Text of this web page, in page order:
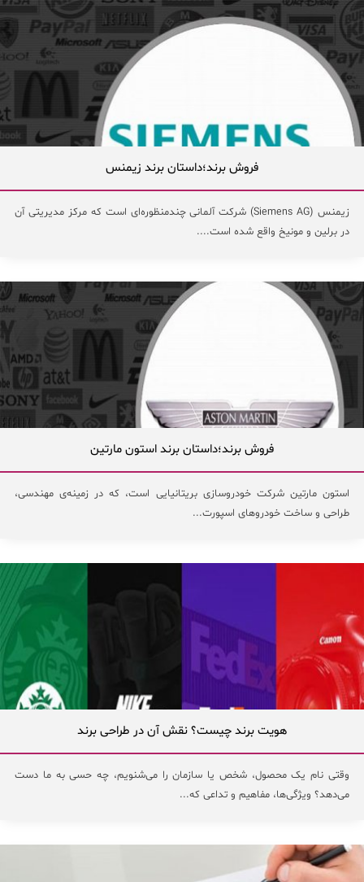
فروش برند؛داستان برند زیمنس
زیمنس (Siemens AG) شرکت آلمانی چندمنظوره‌‌ای است که مرکز مدیریتی آن
در برلین و مونیخ واقع شده است....
فروش برند؛داستان برند استون مارتین
استون مارتین شرکت خودروسازی بریتانیایی است، که در زمینه‌ی مهندسی،
طراحی و ساخت خودروهای اسپورت...
هویت برند چیست؟ نقش آن در طراحی برند
وقتی نام یک محصول، شخص یا سازمان را می‌شنویم، چه حسی به ما دست
می‌دهد؟ ویژگی‌ها، مفاهیم و تداعی که...